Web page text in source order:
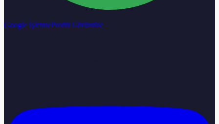
Google İşletmeProfili Görüntüle